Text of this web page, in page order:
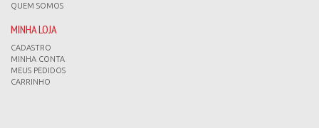
QUEM SOMOS
MINHA LOJA
CADASTRO
MINHA CONTA
MEUS PEDIDOS
CARRINHO